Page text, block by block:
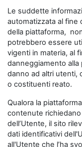
Le suddette
automatizzata al fine
della piattaforma,
potrebbero essere
vigenti in materia, al
danneggiamento
danno ad altri utenti,
o costituenti reato.
Qualora la
contenute
dell’Utente, il sito
dati identificativi
all'Utente che l’ha